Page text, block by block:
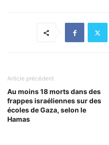
Article précédent
Au moins 18 morts dans des
frappes israéliennes sur des
écoles de Gaza, selon le
Hamas